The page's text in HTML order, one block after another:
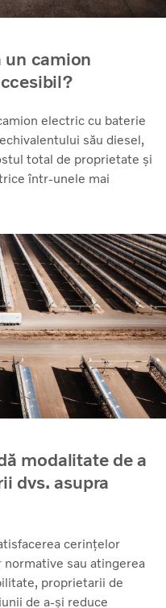
camion
electric cu baterie
său diesel,
total de proprietate și
într-unele mai
modalitate de a
dvs. asupra
cerințelor
sau atingerea
proprietarii de
de a-și reduce